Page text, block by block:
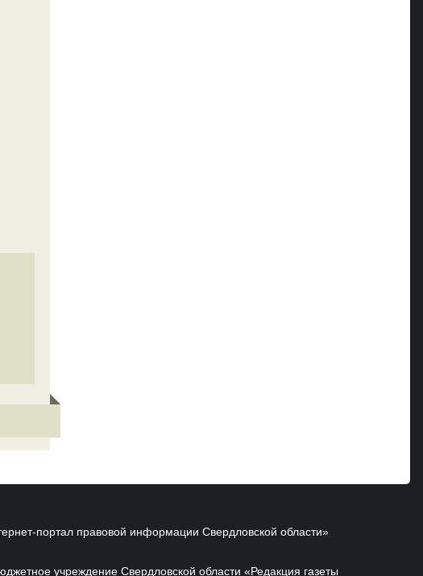
портал правовой информации Свердловской области»
учреждение Свердловской области «Редакция газеты